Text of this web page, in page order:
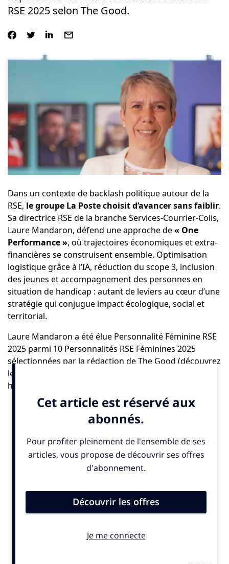
RSE 2025 selon The Good.
Dans un contexte de backlash politique autour de la
RSE, le groupe La Postechoisit d’avancer sans faiblir.
Sa directrice RSE de la branche Services-Courrier-Colis,
Laure Mandaron, défend une approche de« One
Performance », où trajectoires économiques et extra-
financières se construisent ensemble. Optimisation
logistique grâce à l’IA, réduction du scope 3, inclusion
des jeunes et accompagnement des personnes en
situation de handicap : autant de leviers au cœur d’une
stratégie qui conjugue impact écologique, social et
territorial.
Laure Mandaron a été élue Personnalité Féminine RSE
2025 parmi 10 Personnalités RSE Féminines 2025
sélectionnées par la rédaction de The Good (découvrez
les 10 Femmes sélectionnées ici :
https://urlr.me/u5q3Fj
Le trophée de la Personnalité RSE Féminine 2025 a été
Gala des Femmes Inspirantes
en savoir plus cliquez ici:https://urlr.me/jMS53d).
The Good : Après une période d’engouement pour la RSE, on
observe un certain backlash politique. Comment analysez-
vous ce contexte ?
Nous avons connu un momentum RSE avec un